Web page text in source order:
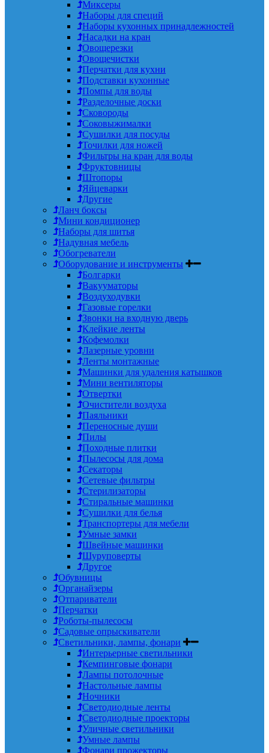
Миксеры
Наборы для специй
Наборы кухонных принадлежностей
Насадки на кран
Овощерезки
Овощечистки
Перчатки для кухни
Подставки кухонные
Помпы для воды
Разделочные доски
Сковороды
Соковыжималки
Сушилки для посуды
Точилки для ножей
Фильтры на кран для воды
Фруктовницы
Штопоры
Яйцеварки
Другие
Ланч боксы
Мини кондиционер
Наборы для шитья
Надувная мебель
Обогреватели
Оборудование и инструменты
Болгарки
Вакууматоры
Воздуходувки
Газовые горелки
Звонки на входную дверь
Клейкие ленты
Кофемолки
Лазерные уровни
Ленты монтажные
Машинки для удаления катышков
Мини вентиляторы
Отвертки
Очистители воздуха
Паяльники
Переносные души
Пилы
Походные плитки
Пылесосы для дома
Секаторы
Сетевые фильтры
Стерилизаторы
Стиральные машинки
Сушилки для белья
Транспортеры для мебели
Умные замки
Швейные машинки
Шуруповерты
Другое
Обувницы
Органайзеры
Отпариватели
Перчатки
Роботы-пылесосы
Садовые опрыскиватели
Светильники, лампы, фонари
Интерьерные светильники
Кемпинговые фонари
Лампы потолочные
Настольные лампы
Ночники
Светодиодные ленты
Светодиодные проекторы
Уличные светильники
Умные лампы
Фонари прожекторы